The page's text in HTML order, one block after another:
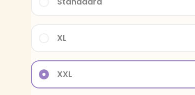
XXL
XL